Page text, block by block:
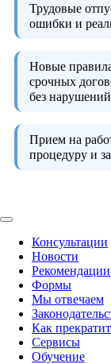
Трудовые
ошибки и
Новые
срочных
без нарушений
Прием на
процедуру и
Консультации
Новости
Рекомендации
Формы
Мы отвечаем
Как
Сервисы
Обучение